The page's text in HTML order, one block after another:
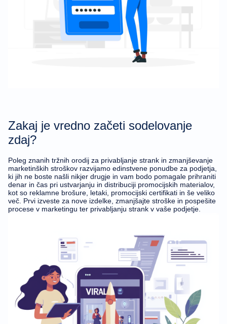
Zakaj je vredno začeti sodelovanje
zdaj?
Poleg znanih tržnih orodij za privabljanje strank in zmanjševanje
marketinških stroškov razvijamo edinstvene ponudbe za podjetja,
ki jih ne boste našli nikjer drugje in vam bodo pomagale prihraniti
denar in čas pri ustvarjanju in distribuciji promocijskih materialov,
kot so reklamne brošure, letaki, promocijski certifikati in še veliko
več. Prvi izveste za nove izdelke, zmanjšajte stroške in pospešite
procese v marketingu ter privabljanju strank v vaše podjetje.